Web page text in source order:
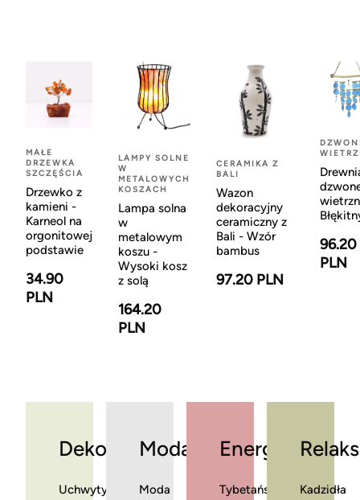
MAŁE
DRZEWKA
SZCZĘŚCIA
Drzewko z
kamieni -
Karneol na
orgonitowej
podstawie
34.90
PLN
LAMPY SOLNE
W
METALOWYCH
KOSZACH
Lampa solna
w
metalowym
koszu -
Wysoki kosz
z solą
164.20
PLN
CERAMIKA Z
BALI
Wazon
dekoracyjny
ceramiczny z
Bali - Wzór
bambus
97.20 PLN
96.20
PLN
Dekoracje
Uchwyty
Moda
Moda
Energia
Tybetańskie
Relaks
Kadzidła